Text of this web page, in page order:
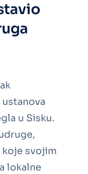
u Sisku.
svojim
lokalne